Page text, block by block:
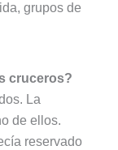
grupos de
cruceros?
La
de ellos.
reservado